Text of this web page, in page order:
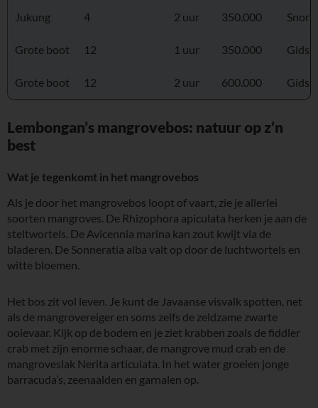
Jukung 4 2 uur 350.000
Grote boot 12 1 uur 350.000 Gids,
Grote boot 12 2 uur 600.000 Gids,
Lembongan’s mangrovebos: natuur op z’n
best
Wat je tegenkomt in het mangrovebos
Als je door het mangrovebos loopt of vaart, zie je allerlei
soorten mangroves. De Rhizophora apiculata herken je aan de
steltwortels. De Avicennia marina kan zout kwijt via de
bladeren. De Sonneratia alba valt op door de luchtwortels en
witte bloemen.
Het bos zit vol leven. Je kunt de Javaanse visvalk spotten, net
als de mangrovereiger en soms zelfs de zeldzame zwarte
ooievaar. Kijk op de bodem en je ziet krabben zoals de fiddler
crab met zijn enorme schaar, de mangrove mud crab en de
mangroveslak Nerita articulata. In het water groeien jonge
barracuda’s, zeenaalden en garnalen op.